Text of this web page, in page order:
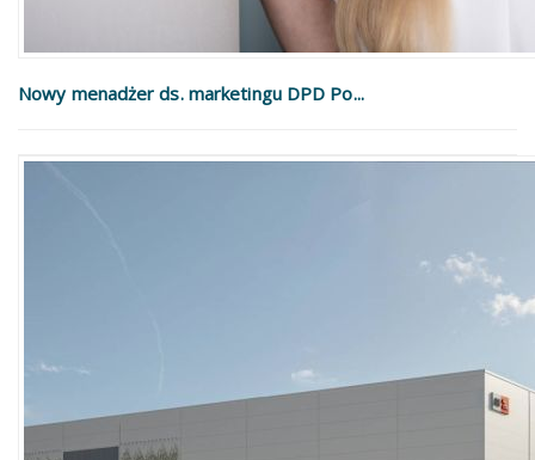
Nowy menadżer ds. marketingu DPD Po...